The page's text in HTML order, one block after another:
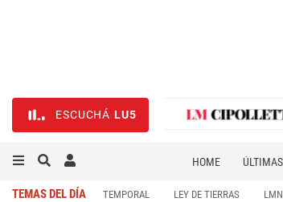
ESCUCHÁ LU5
HOME
TEMAS DEL DÍA TEMPORAL LEY DE TIERRAS